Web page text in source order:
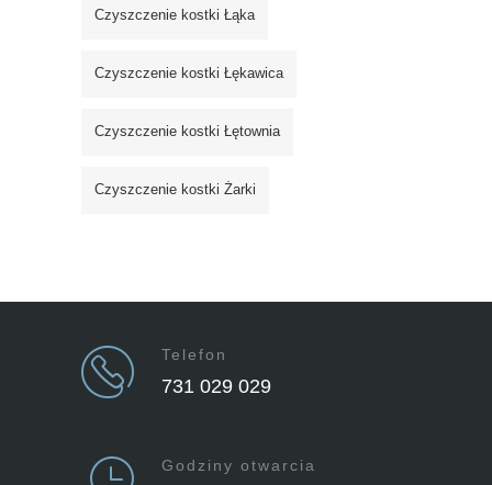
Czyszczenie kostki Łąka
Czyszczenie kostki Łękawica
Czyszczenie kostki Łętownia
Czyszczenie kostki Żarki
Telefon
731 029 029
Godziny otwarcia